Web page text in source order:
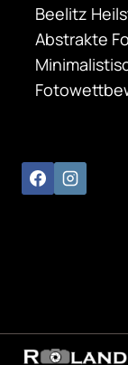
Beelitz
Abstrakte